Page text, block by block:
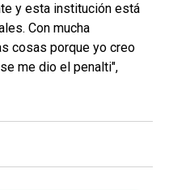
y esta institución está
Con mucha
cosas porque yo creo
me dio el penalti",